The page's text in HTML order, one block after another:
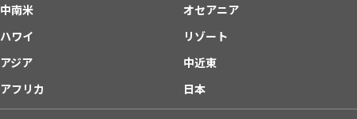
中南米
オセアニア
ハワイ
リゾート
アジア
中近東
アフリカ
日本